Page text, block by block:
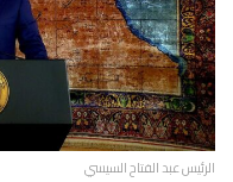
الرئيس عبد الفتاح السيسي